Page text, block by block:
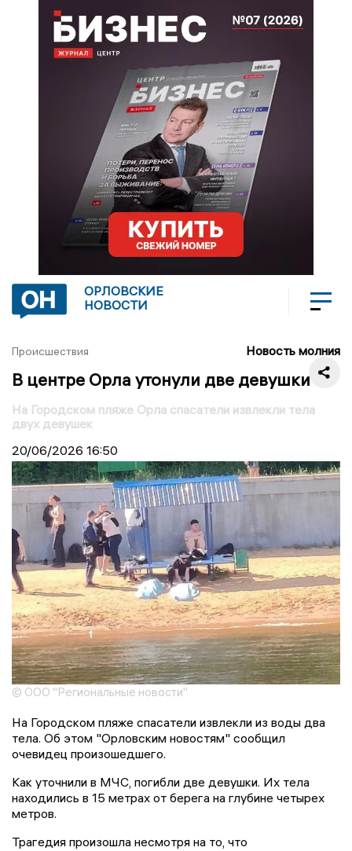
ОРЛОВСКИЕ
НОВОСТИ
Происшествия Новость молния
В центре Орла утонули две девушки
На Городском пляже Орла спасатели извлекли тела
двух девушек
20/06/2026 16:50
© ООО "Региональные новости"
На Городском пляже спасатели извлекли из воды два
тела. Об этом "Орловским новостям" сообщил
очевидец произошедшего.
Как уточнили в МЧС, погибли две девушки. Их тела
находились в 15 метрах от берега на глубине четырех
метров.
Трагедия произошла несмотря на то, что